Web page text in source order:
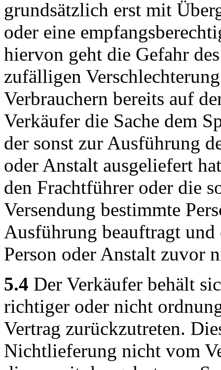
grundsätzlich erst mit
oder eine
hiervon geht die Gefahr
zufälligen
Verbrauchern bereits auf
Verkäufer die Sache dem
der sonst zur Ausführung
oder Anstalt ausgeliefert
den Frachtführer oder die
Versendung bestimmte
Ausführung beauftragt und
Person oder Anstalt zuvor
5.4 Der Verkäufer behält
richtiger oder nicht
Vertrag zurückzutreten.
Nichtlieferung nicht vom